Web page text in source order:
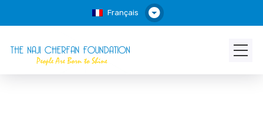
Français